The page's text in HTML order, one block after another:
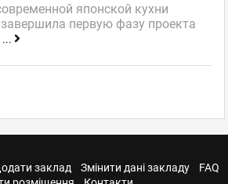
японской кухни
первую фазу проекта
...
заклад Змінити дані закладу
FAQ